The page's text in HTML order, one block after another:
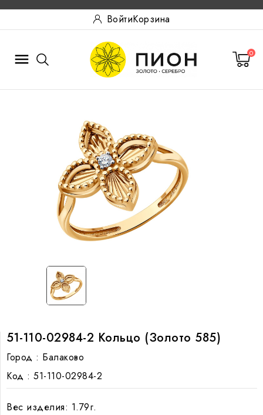
ВойтиКорзина
 0
51-110-02984-2 Кольцо (Золото 585)
Город : Балаково
Код : 51-110-02984-2
Вес изделия: 1.79г.